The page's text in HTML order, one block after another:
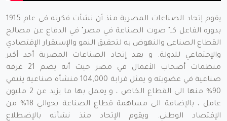
يقوم إتحاد الصناعات المصرية منذ أن نشأت فكرته في عام 1915
بدوره الفاعل كــ" صوت الصناعة في مصر" في الدفاع عن مصالح
القطاع الصناعي والنهوض به لتحقيق النمو والإستقرار الإقتصادي
والإجتماعي للدولة. و يعد إتحاد الصناعات المصرية أحد أكبر
منظمات أصحاب الأعمال في مصر حيث أنه يضم 21 غرفة
صناعية في عضويته و يمثل قرابة 104,000 منشأة صناعية ينتمي
90% منها الى القطاع الخاص ، و يعمل بها ما يزيد عن 2 مليون
عامل ، بالإضافة الى مساهمة قطاع الصناعة بحوالي 18% من
الإقتصاد الوطني. ويقوم الإتحاد منذ نشأته بالإضطلاع